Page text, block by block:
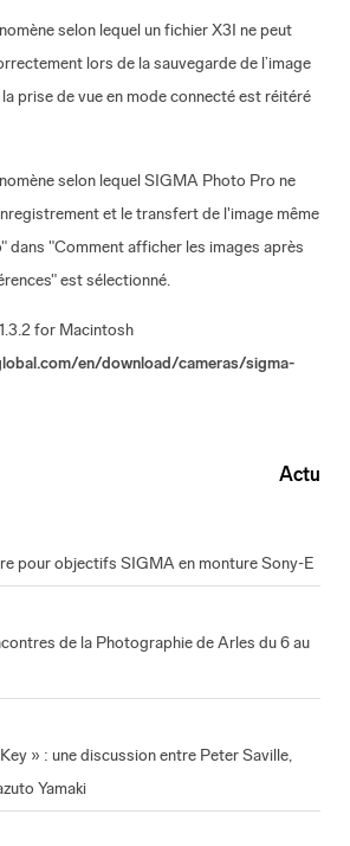
selon lequel un fichier X3I ne peut
lors de la sauvegarde de l’image
prise de vue en mode connecté est réitéré
selon lequel SIGMA Photo Pro ne
et le transfert de l'image même
dans "Comment afficher les images après
est sélectionné.
for Macintosh
en/download/cameras/sigma-
Actu
pour objectifs SIGMA en monture Sony-E
de la Photographie de Arles du 6 au
» : une discussion entre Peter Saville,
Yamaki